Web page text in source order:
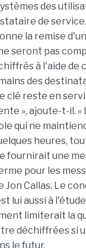
des
de
la remise
seront pas
à l'aide de
des
clé reste en
», ajoute-t-il. «
qui ne
heures,
fournirait une
pour les
Jon Callas. Le
lui aussi à
limiterait la
déchiffrées si
le futur.